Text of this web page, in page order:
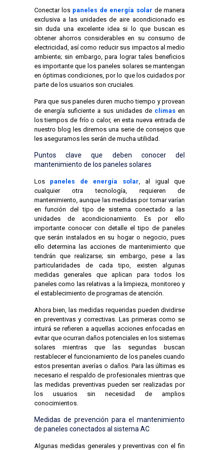
Conectar los paneles de energía solar de manera
exclusiva a las unidades de aire acondicionado es
sin duda una excelente idea si lo que buscan es
obtener ahorros considerables en su consumo de
electricidad, así como reducir sus impactos al medio
ambiente; sin embargo, para lograr tales beneficios
es importante que los paneles solares se mantengan
en óptimas condiciones, por lo que los cuidados por
parte de los usuarios son cruciales.
Para que sus paneles duren mucho tiempo y provean
de energía suficiente a sus unidades de climas en
los tiempos de frío o calor, en esta nueva entrada de
nuestro blog les diremos una serie de consejos que
les aseguramos les serán de mucha utilidad.
Puntos clave que deben conocer del
mantenimiento de los paneles solares
Los paneles de energía solar , al igual que
cualquier otra tecnología, requieren de
mantenimiento, aunque las medidas por tomar varían
en función del tipo de sistema conectado a las
unidades de acondicionamiento. Es por ello
importante conocer con detalle el tipo de paneles
que serán instalados en su hogar o negocio, pues
ello determina las acciones de mantenimiento que
tendrán que realizarse; sin embargo, pese a las
particularidades de cada tipo, existen algunas
medidas generales que aplican para todos los
paneles como las relativas a la limpieza, monitoreo y
el establecimiento de programas de atención.
Ahora bien, las medidas requeridas pueden dividirse
en preventivas y correctivas. Las primeras como se
intuirá se refieren a aquellas acciones enfocadas en
evitar que ocurran daños potenciales en los sistemas
solares mientras que las segundas buscan
restablecer el funcionamiento de los paneles cuando
estos presentan averías o daños. Para las últimas es
necesario el respaldo de profesionales mientras que
las medidas preventivas pueden ser realizadas por
los usuarios sin necesidad de amplios
conocimientos.
Medidas de prevención para el mantenimiento
de paneles conectados al sistema AC
Algunas medidas generales y preventivas con el fin